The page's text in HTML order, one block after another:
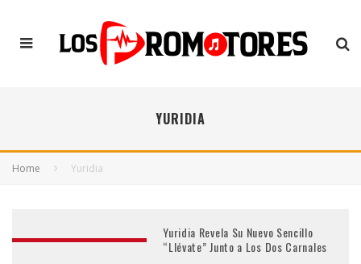
YURIDIA
Home Yuridia
Yuridia Revela Su Nuevo Sencillo
“Llévate” Junto a Los Dos Carnales